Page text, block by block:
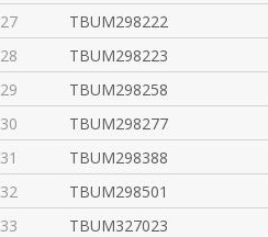
27 TBUM298222
28 TBUM298223
29 TBUM298258
30 TBUM298277
31 TBUM298388
32 TBUM298501
33 TBUM327023